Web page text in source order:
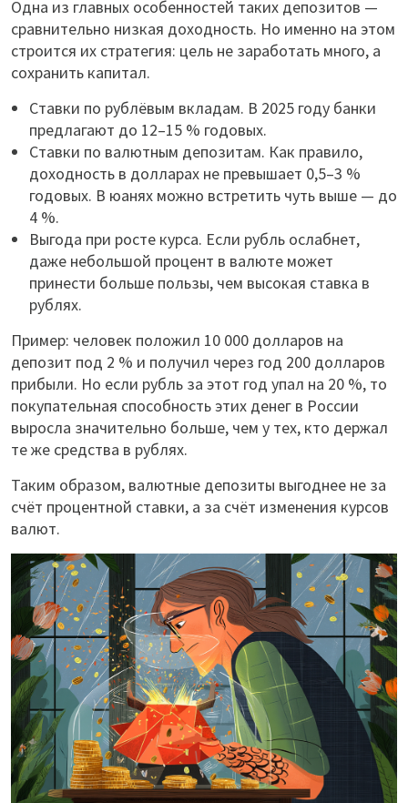
Одна из главных особенностей таких депозитов —
сравнительно низкая доходность. Но именно на этом
строится их стратегия: цель не заработать много, а
сохранить капитал.
Ставки по рублёвым вкладам. В 2025 году банки
предлагают до 12–15 % годовых.
Ставки по валютным депозитам. Как правило,
доходность в долларах не превышает 0,5–3 %
годовых. В юанях можно встретить чуть выше — до
4 %.
Выгода при росте курса. Если рубль ослабнет,
даже небольшой процент в валюте может
принести больше пользы, чем высокая ставка в
рублях.
Пример: человек положил 10 000 долларов на
депозит под 2 % и получил через год 200 долларов
прибыли. Но если рубль за этот год упал на 20 %, то
покупательная способность этих денег в России
выросла значительно больше, чем у тех, кто держал
те же средства в рублях.
Таким образом, валютные депозиты выгоднее не за
счёт процентной ставки, а за счёт изменения курсов
валют.